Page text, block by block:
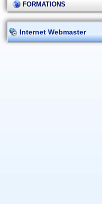
FORMATIONS
Internet Webmaster